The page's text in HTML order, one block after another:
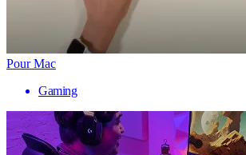
Pour Mac
Gaming